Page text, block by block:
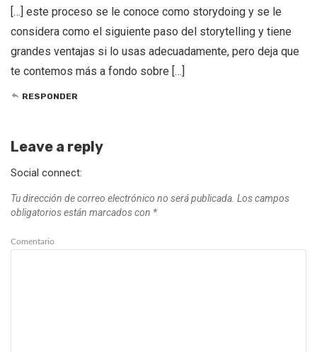
[…] este proceso se le conoce como storydoing y se le
considera como el siguiente paso del storytelling y tiene
grandes ventajas si lo usas adecuadamente, pero deja que
te contemos más a fondo sobre […]
RESPONDER
Leave a reply
Social connect:
Tu dirección de correo electrónico no será publicada. Los campos
obligatorios están marcados con *
Comentario